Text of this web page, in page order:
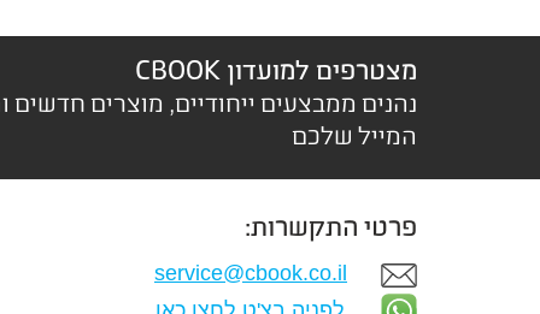
מצטרפים למועדון CBOOK
נהנים ממבצעים ייחודיים, מוצרים
המייל שלכם
פרטי התקשרות:
service@cbook.co.il